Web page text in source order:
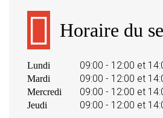
Horaire du
Lundi 09:00 - 12:00 et
Mardi 09:00 - 12:00 et
Mercredi 09:00 - 12:00 et
Jeudi 09:00 - 12:00 et